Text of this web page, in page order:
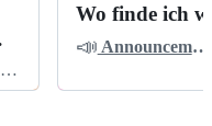
openWB Admin
Wo finde ich
📣 Announcements